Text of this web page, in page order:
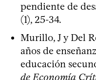
pendiente de
(1), 25-34.
Murillo, J y Del
años de
educación
de Economía